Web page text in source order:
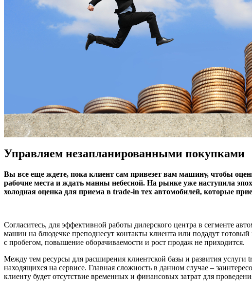
Управляем незапланированными покупками
Вы все еще ждете, пока клиент сам привезет вам машину, чтобы
рабочие места и ждать манны небесной. На рынке уже наступила
холодная оценка для приема в trade-in тех автомобилей, которые
Согласитесь, для эффективной работы дилерского центра в сегменте
машин на блюдечке преподнесут контакты клиента или подадут
с пробегом, повышение оборачиваемости и рост продаж не приходится.
Между тем ресурсы для расширения клиентской базы и развития
находящихся на сервисе. Главная сложность в данном случае –
клиенту будет отсутствие временных и финансовых затрат для